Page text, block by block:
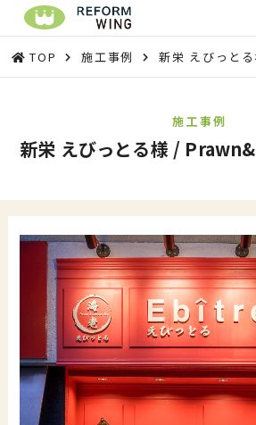
TOP 施工事例 新栄 えびっと
施工事例
新栄 えびっとる様 /